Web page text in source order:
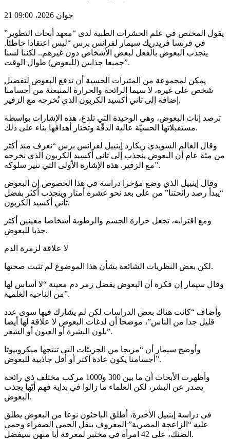
21 جوان 2026، 09:00
يقول المختص في علم الحشرات الطبية لدى “معهد أبحاث التطوير”
في فرنسا فريدريك سيمار لفرانس برس “ليس اعتقادا خاطئا.
ينجذب البعوض بالفعل لبعض الأشخاص دون غيرهم.. لكننا لسنا
جميعا جذابين (للبعوض) طوال الوقت”.
يمكن لمجموعة من المثيرات الحسية أن تدفع البعوض لتفضيل
شخص على غيره، لا سيما الرائحة والحرارة المنبعثة من أجسامنا
إضافة إلى ثاني أكسيد الكربون الذي نُخرجه مع الزفير.
ترصد إناث البعوض، وهي الوحيدة التي تلدغ، هذه الإشارات بواسطة
مستقبلاتها الحسيّة عالية الدقّة وتختار أهدافها بناء على ذلك.
وقال العالم السويدي ريكارد إينييل لفرانس برس “نعرف منذ أكثر
من مئة عام أن البعوض ينجذب إلى ثاني أكسيد الكربون الذي نخرجه
مع الزفير. هذه الإشارة الأولى التي تثير سلوكه”.
وقال إينييل الذي وضع مؤخرا دراسة في هذا الخصوص إن البعوض
“يبدأ رصد رائحتنا” من على بعد نحو عشرة أمتار وينجذب أكثر بفضل
ثاني أكسيد الكربون.
ومع اقترابه، تجعل حرارة الجسم والرطوبة أشخاصا معينين أكثر
جذبا للبعوض.
لا علاقة لزمرة الدم
لكن بعض النظريات الشائعة بشأن هذا الموضوع لم تثبت صحتها.
وقال سيمار إن فكرة أن البعوض يفضل زمر دم معينة “لا أساس لها
من الناحية العلمية”.
وأضاف “كانت هناك بعض الدراسات لكن لم يشارك فيها سوى عدد
قليل جدا من الناس”، موضحا أن لدغات البعوض لا علاقة لها أيضا
بلون البشرة أو العيون أو الشعر”.
وأوضح سيمار أن “مزيجا من الجزيئات التي تنتجها ميكروبيوتا
أجسامنا يكون عادة أكثر أو أقل جاذبية للبعوض”.
وأظهرت الأبحاث أن ما بين 300 و1000 مركب مختلف ذي رائحة
يصدر عن البشر، لكن العلماء ما زالوا في بداية فهم أيّها يجذب
البعوض.
في دراسة إينييل الأخيرة، أطلق الباحثون نوعا من البعوض يطلق
عليه “الزاعجة المصرية” المعروف بنقل الحمى الصفراء وحمى
الضنك، على 42 امرأة في مختبر لمعرفة أيا منهن سيفضل.